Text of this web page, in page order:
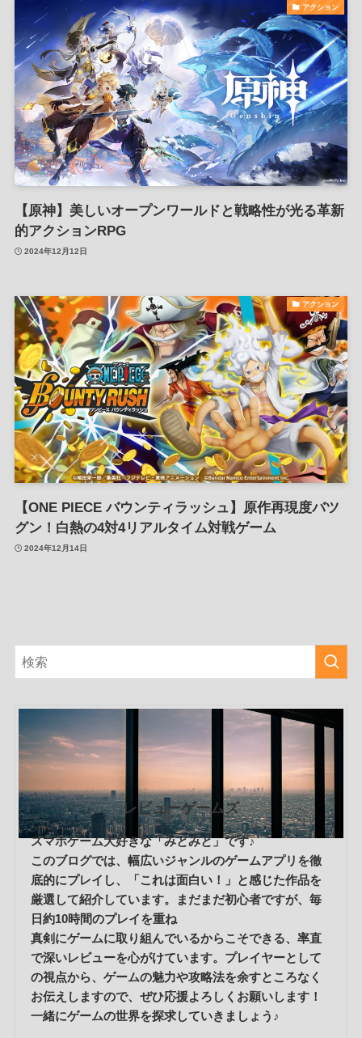
アクション
【原神】美しいオープンワールドと戦略性が光る革新
的アクションRPG
2024年12月12日
アクション
【ONE PIECE バウンティラッシュ】原作再現度バツ
グン！白熱の4対4リアルタイム対戦ゲーム
2024年12月14日
レビューゲームズ
スマホゲーム大好きな「みとみと」です♪
このブログでは、幅広いジャンルのゲームアプリを徹
底的にプレイし、「これは面白い！」と感じた作品を
厳選して紹介しています。まだまだ初心者ですが、毎
日約10時間のプレイを重ね
真剣にゲームに取り組んでいるからこそできる、率直
で深いレビューを心がけています。プレイヤーとして
の視点から、ゲームの魅力や攻略法を余すところなく
お伝えしますので、ぜひ応援よろしくお願いします！
一緒にゲームの世界を探求していきましょう♪